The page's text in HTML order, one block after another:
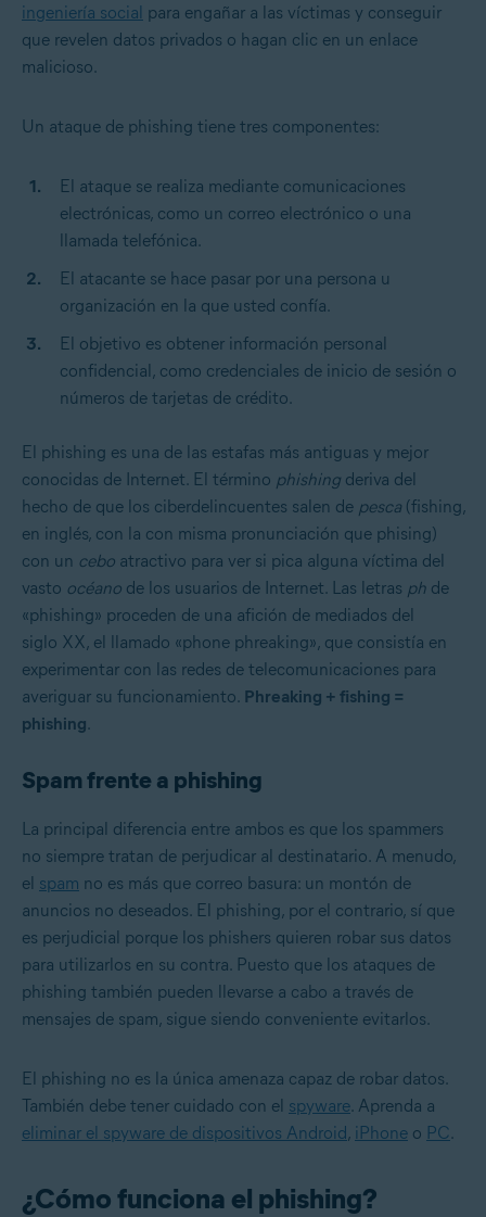
ingeniería social para engañar a las víctimas y conseguir
que revelen datos privados o hagan clic en un enlace
malicioso.
Un ataque de phishing tiene tres componentes:
El ataque se realiza mediante comunicaciones
electrónicas, como un correo electrónico o una
llamada telefónica.
El atacante se hace pasar por una persona u
organización en la que usted confía.
El objetivo es obtener información personal
confidencial, como credenciales de inicio de sesión o
números de tarjetas de crédito.
El phishing es una de las estafas más antiguas y mejor
conocidas de Internet. El término phishing deriva del
hecho de que los ciberdelincuentes salen de pesca (fishing,
en inglés, con la con misma pronunciación que phising)
con un cebo atractivo para ver si pica alguna víctima del
vasto océano de los usuarios de Internet. Las letras ph de
«phishing» proceden de una afición de mediados del
siglo XX, el llamado «phone phreaking», que consistía en
experimentar con las redes de telecomunicaciones para
averiguar su funcionamiento. Phreaking + fishing =
phishing.
Spam frente a phishing
La principal diferencia entre ambos es que los spammers
no siempre tratan de perjudicar al destinatario. A menudo,
el spam no es más que correo basura: un montón de
anuncios no deseados. El phishing, por el contrario, sí que
es perjudicial porque los phishers quieren robar sus datos
para utilizarlos en su contra. Puesto que los ataques de
phishing también pueden llevarse a cabo a través de
mensajes de spam, sigue siendo conveniente evitarlos.
El phishing no es la única amenaza capaz de robar datos.
También debe tener cuidado con el spyware. Aprenda a
eliminar el spyware de dispositivos Android, iPhone o PC.
¿Cómo funciona el phishing?